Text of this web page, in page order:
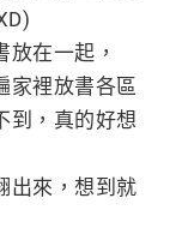
在一起，
家裡放書各區
到，真的好想
出來，想到就